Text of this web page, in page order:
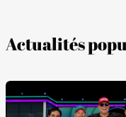
Actualités